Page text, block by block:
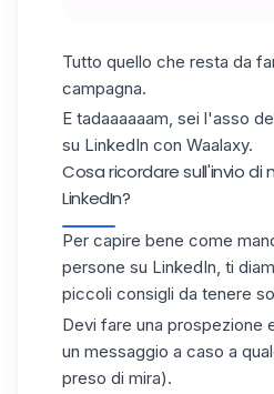
Tutto quello che resta da
campagna.
E tadaaaaaam, sei l'asso
su LinkedIn con Waalaxy.
Cosa ricordare sull'invio di
LinkedIn?
Per capire bene come
persone su LinkedIn, ti
piccoli consigli da tenere
Devi fare una prospezione
un messaggio a caso a
preso di mira).